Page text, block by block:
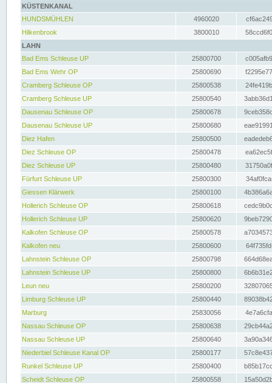
KÜSTENKANAL
HUNDSMÜHLEN
4960020
Hilkenbrook
3800010
LAHN
Bad Ems Schleuse UP
25800700
Bad Ems Wehr OP
25800690
Cramberg Schleuse OP
25800538
Cramberg Schleuse UP
25800540
Dausenau Schleuse OP
25800678
Dausenau Schleuse UP
25800680
Diez Hafen
25800500
Diez Schleuse OP
25800478
Diez Schleuse UP
25800480
Fürfurt Schleuse UP
25800300
Giessen Klärwerk
25800100
Hollerich Schleuse OP
25800618
Hollerich Schleuse UP
25800620
Kalkofen Schleuse OP
25800578
Kalkofen neu
25800600
Lahnstein Schleuse OP
25800798
Lahnstein Schleuse UP
25800800
Leun neu
25800200
Limburg Schleuse UP
25800440
Marburg
25830056
Nassau Schleuse OP
25800638
Nassau Schleuse UP
25800640
Niederbiel Schleuse Kanal OP
25800177
Runkel Schleuse UP
25800400
Scheidt Schleuse OP
25800558